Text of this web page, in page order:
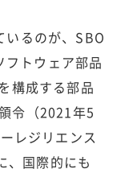
るのが、SBO
トウェア部品
構成する部品
令（2021年5
レジリエンス
、国際的にも